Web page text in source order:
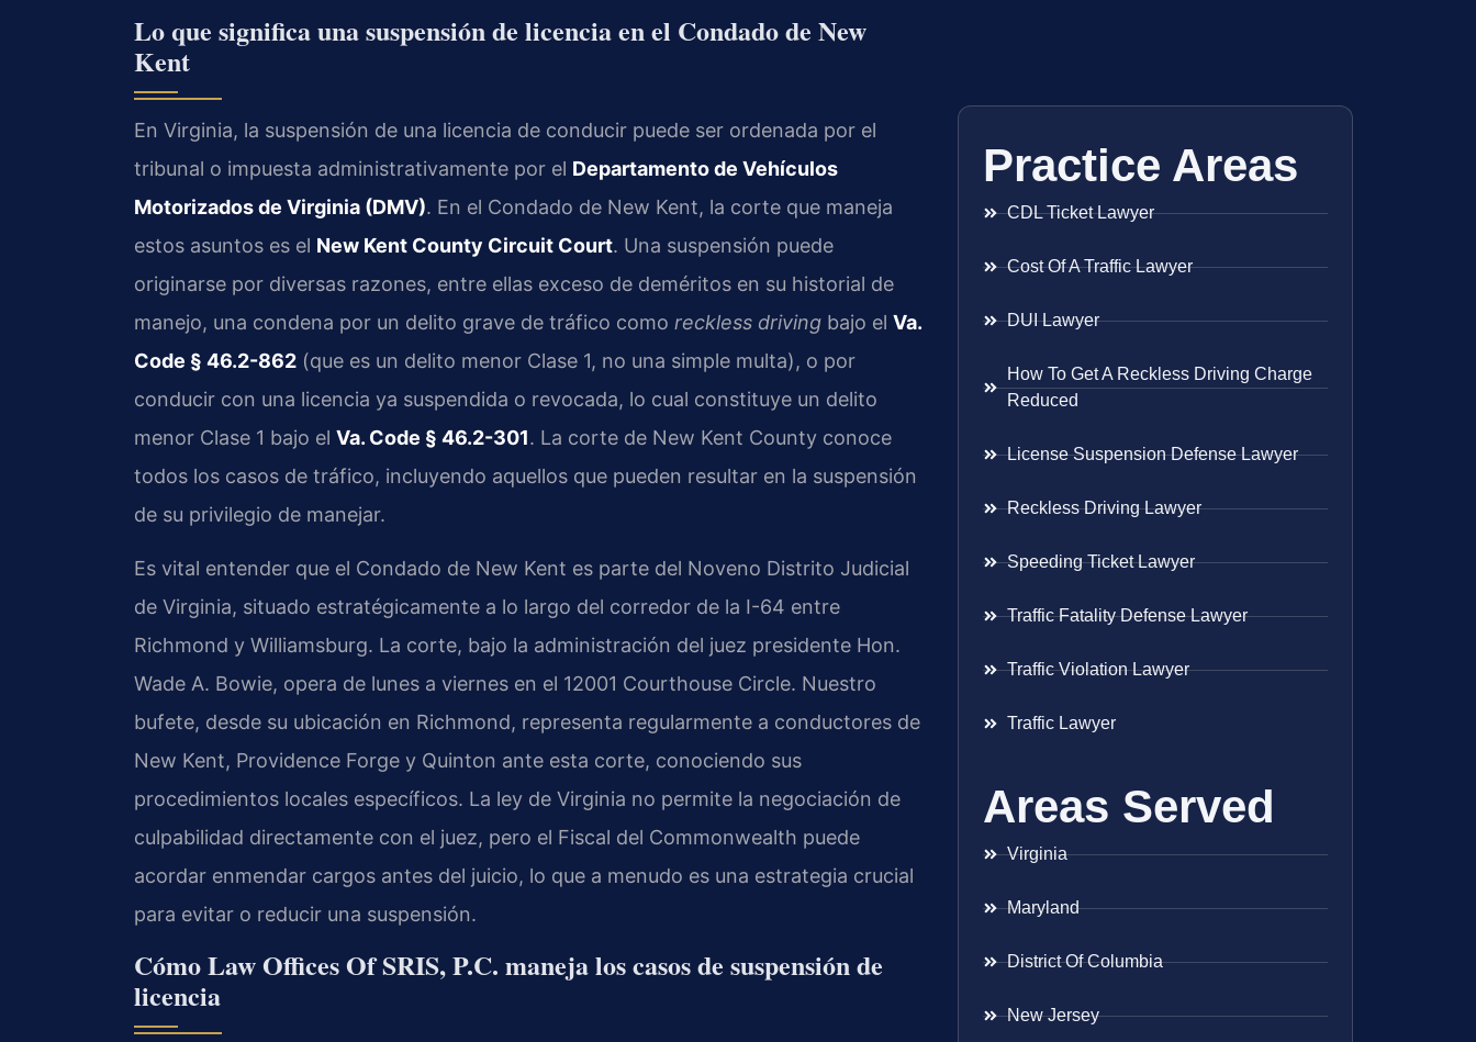
Lo que significa una suspensión de licencia en el Condado de New
Kent
En Virginia, la suspensión de una licencia de conducir puede ser ordenada por el
tribunal o impuesta administrativamente por el Departamento de Vehículos
Motorizados de Virginia (DMV). En el Condado de New Kent, la corte que maneja
estos asuntos es el New Kent County Circuit Court. Una suspensión puede
originarse por diversas razones, entre ellas exceso de deméritos en su historial de
manejo, una condena por un delito grave de tráfico como reckless driving bajo el Va.
Code § 46.2-862 (que es un delito menor Clase 1, no una simple multa), o por
conducir con una licencia ya suspendida o revocada, lo cual constituye un delito
menor Clase 1 bajo el Va. Code § 46.2-301. La corte de New Kent County conoce
todos los casos de tráfico, incluyendo aquellos que pueden resultar en la suspensión
de su privilegio de manejar.
Es vital entender que el Condado de New Kent es parte del Noveno Distrito Judicial
de Virginia, situado estratégicamente a lo largo del corredor de la I-64 entre
Richmond y Williamsburg. La corte, bajo la administración del juez presidente Hon.
Wade A. Bowie, opera de lunes a viernes en el 12001 Courthouse Circle. Nuestro
bufete, desde su ubicación en Richmond, representa regularmente a conductores de
New Kent, Providence Forge y Quinton ante esta corte, conociendo sus
procedimientos locales específicos. La ley de Virginia no permite la negociación de
culpabilidad directamente con el juez, pero el Fiscal del Commonwealth puede
acordar enmendar cargos antes del juicio, lo que a menudo es una estrategia crucial
para evitar o reducir una suspensión.
Cómo Law Offices Of SRIS, P.C. maneja los casos de suspensión de
licencia
Practice Areas
CDL Ticket Lawyer
Cost Of A Traffic Lawyer
DUI Lawyer
How To Get A Reckless Driving Charge
Reduced
License Suspension Defense Lawyer
Reckless Driving Lawyer
Speeding Ticket Lawyer
Traffic Fatality Defense Lawyer
Traffic Violation Lawyer
Traffic Lawyer
Areas Served
Virginia
Maryland
District Of Columbia
New Jersey